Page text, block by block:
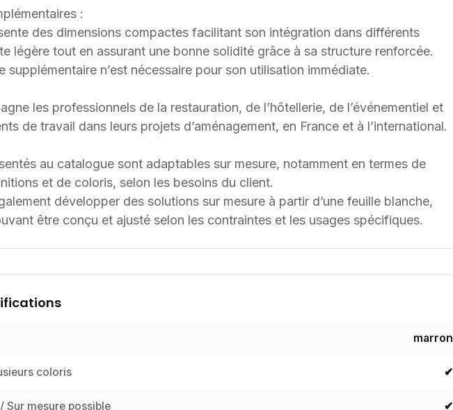
:
des dimensions compactes facilitant son intégration dans différents
légère tout en assurant une bonne solidité grâce à sa structure renforcée.
supplémentaire n’est nécessaire pour son utilisation immédiate.
les professionnels de la restauration, de l’hôtellerie, de l’événementiel et
de travail dans leurs projets d’aménagement, en France et à l’international.
au catalogue sont adaptables sur mesure, notamment en termes de
et de coloris, selon les besoins du client.
développer des solutions sur mesure à partir d’une feuille blanche,
être conçu et ajusté selon les contraintes et les usages spécifiques.
marron
coloris ✔
Sur mesure possible ✔